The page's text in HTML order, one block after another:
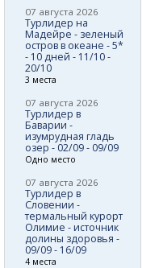
07 августа 2026
Турлидер на
Мадейре - зеленый
остров в океане - 5*
- 10 дней - 11/10 -
20/10
3 места
07 августа 2026
Турлидер в
Баварии -
изумрудная гладь
озер - 02/09 - 09/09
Одно место
07 августа 2026
Турлидер в
Словении -
термальный курорт
Олимие - источник
долины здоровья -
09/09 - 16/09
4 места